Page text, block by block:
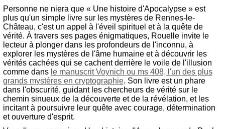
Personne ne niera que « Une histoire d'Apocalypse » est
plus qu'un simple livre sur les mystères de Rennes-le-
Château, c'est un appel à l'éveil spirituel et à la quête de
vérité. À travers ses pages énigmatiques, Rouelle invite le
lecteur à plonger dans les profondeurs de l'inconnu, à
explorer les mystères de l'âme humaine et à découvrir les
vérités cachées qui se cachent derrière le voile de l'illusion
comme dans le manuscrit Voynich ou ms 408, l'un des plus
grands mystères en cryptographie. Son livre est un phare
dans l'obscurité, guidant les chercheurs de vérité sur le
chemin sinueux de la découverte et de la révélation, et les
incitant à poursuivre leur quête avec courage, détermination
et ouverture d'esprit.